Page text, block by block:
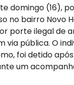
domingo (16),
no bairro Novo
porte ilegal de
via pública. O
foi detido
um